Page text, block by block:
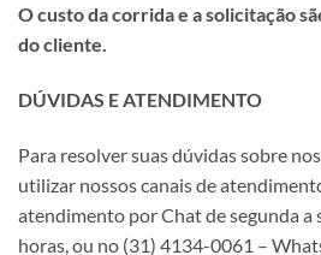
O custo da corrida e a solicitação
do cliente.
DÚVIDAS E ATENDIMENTO
Para resolver suas dúvidas sobre
utilizar nossos canais de
atendimento por Chat de segunda a
horas, ou no (31) 4134-0061 –